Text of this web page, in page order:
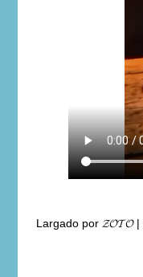
Largado por 𝓩𝓞𝓣𝓞|